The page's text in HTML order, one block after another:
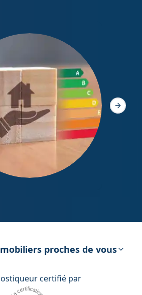
énergétique
Slide
proches de vous
certifié par